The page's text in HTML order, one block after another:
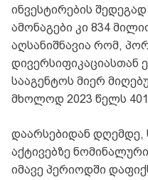
ინვესტირების
ამონაგები კი 834
აღსანიშნავია რომ,
დივერსიფიკაციასთან
სააგენტოს მიერ
მხოლოდ 2023 წელს
დაარსებიდან დღემდე,
აქტივებზე
იმავე პერიოდში